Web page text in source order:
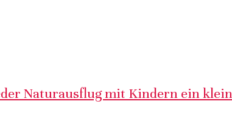
Naturausflug mit Kindern ein